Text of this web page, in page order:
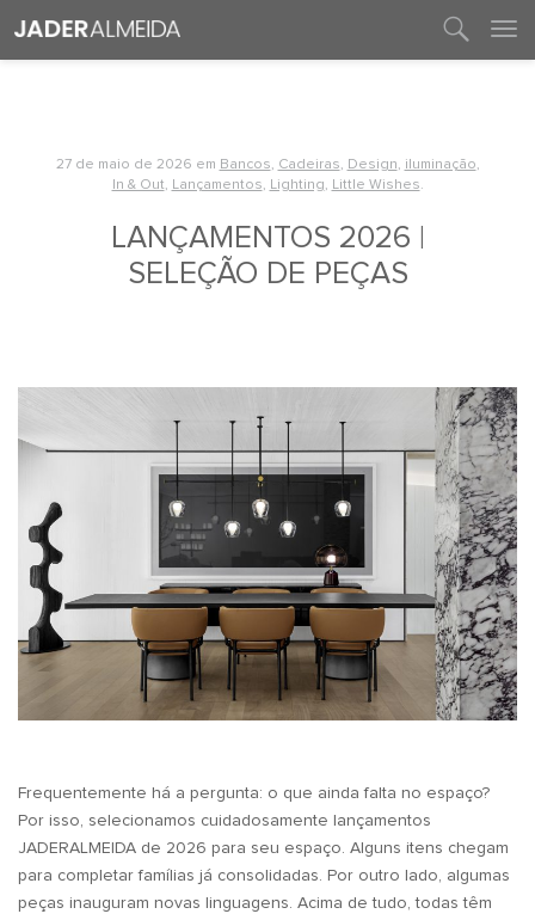
27 de maio de 2026 em Bancos, Cadeiras, Design, iluminação,
In & Out, Lançamentos, Lighting, Little Wishes.
LANÇAMENTOS 2026 |
SELEÇÃO DE PEÇAS
Frequentemente há a pergunta: o que ainda falta no espaço?
Por isso, selecionamos cuidadosamente lançamentos
JADERALMEIDA de 2026 para seu espaço. Alguns itens chegam
para completar famílias já consolidadas. Por outro lado, algumas
peças inauguram novas linguagens. Acima de tudo, todas têm